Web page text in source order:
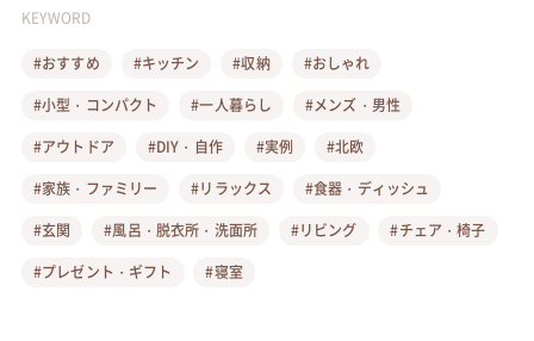
KEYWORD
#おすすめ #キッチン #収納
#おしゃれ
#小型・コンパクト
#一人暮らし
#メンズ・男性
#アウトドア
#DIY・自作 #実例
#北欧
#家族・ファミリー
#リラックス
#食器・ディッシュ
#玄関
#風呂・脱衣所・洗面所 #リビング
#チェア・椅子
#プレゼント・ギフト
#寝室